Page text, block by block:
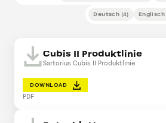
Deutsch (4) Englisch
Cubis II Produktlinie
Sartorius Cubis II Produktlinie
DOWNLOAD
PDF